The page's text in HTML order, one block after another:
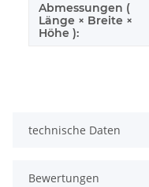
Abmessungen (
Länge × Breite ×
Höhe ):
technische Daten
Bewertungen